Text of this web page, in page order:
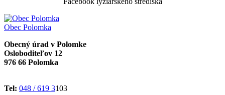
Obec Polomka
Obecný úrad v Polomke
Osloboditeľov 12
976 66 Polomka
Tel: 048 / 619 3103